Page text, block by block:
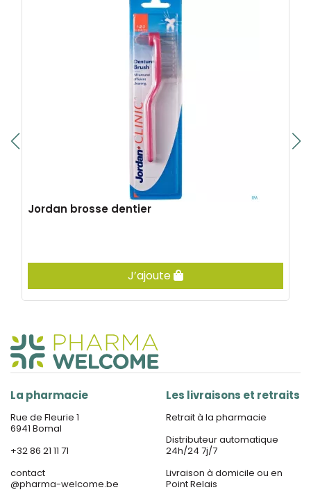
Jordan brosse dentier
J’ajoute
La pharmacie
Rue de Fleurie 1
6941 Bomal
+32 86 21 11 71
contact
@pharma-welcome.be
Les livraisons et retraits
Retrait à la pharmacie
Distributeur automatique
24h/24 7j/7
Livraison à domicile ou en
Point Relais